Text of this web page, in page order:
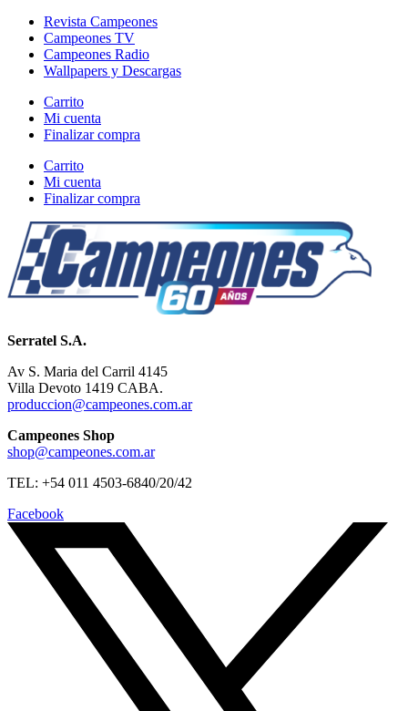
Revista Campeones
Campeones TV
Campeones Radio
Wallpapers y Descargas
Carrito
Mi cuenta
Finalizar compra
Carrito
Mi cuenta
Finalizar compra
Serratel S.A.
Av S. Maria del Carril 4145
Villa Devoto 1419 CABA.
produccion@campeones.com.ar
Campeones Shop
shop@campeones.com.ar
TEL: +54 011 4503-6840/20/42
Facebook